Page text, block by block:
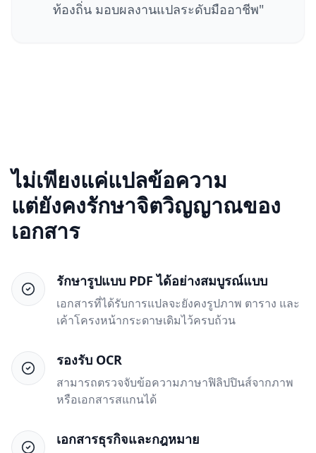
ท้องถิ่น มอบผลงานแปลระดับมืออาชีพ"
ไม่เพียงแค่แปลข้อความ
แต่ยังคงรักษาจิตวิญญาณของ
เอกสาร
รักษารูปแบบ PDF ได้อย่างสมบูรณ์แบบ
เอกสารที่ได้รับการแปลจะยังคงรูปภาพ ตาราง และ
เค้าโครงหน้ากระดาษเดิมไว้ครบถ้วน
รองรับ OCR
สามารถตรวจจับข้อความภาษาฟิลิปปินส์จากภาพ
หรือเอกสารสแกนได้
เอกสารธุรกิจและกฎหมาย